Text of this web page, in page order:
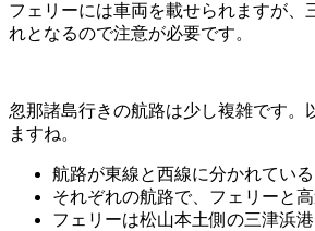
フェリーには車両を載せられますが、
れとなるので注意が必要です。
忽那諸島行きの航路は少し複雑です。
ますね。
航路が東線と西線に分かれている
それぞれの航路で、フェリーと
フェリーは松山本土側の三津浜